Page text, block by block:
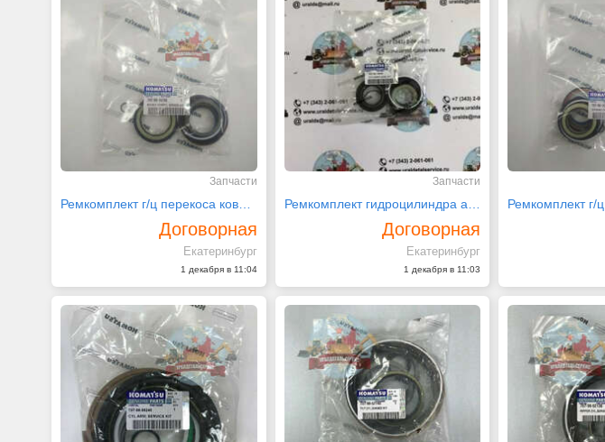
Запчасти
Договорная
Екатеринбург
1 декабря в 11:04
Запчасти
Договорная
Екатеринбург
1 декабря в 11:03